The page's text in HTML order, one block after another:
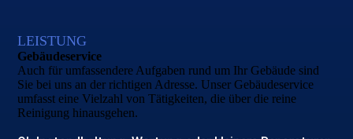
LEISTUNG
Gebäude­service
Auch für umfassendere Aufgaben rund um Ihr Gebäude sind
Sie bei uns an der richtigen Adresse. Unser Gebäudeservice
umfasst eine Vielzahl von Tätig­keiten, die über die reine
Reinigung hinausgehen.